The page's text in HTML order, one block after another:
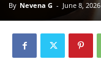
By Nevena G - June 8, 2026